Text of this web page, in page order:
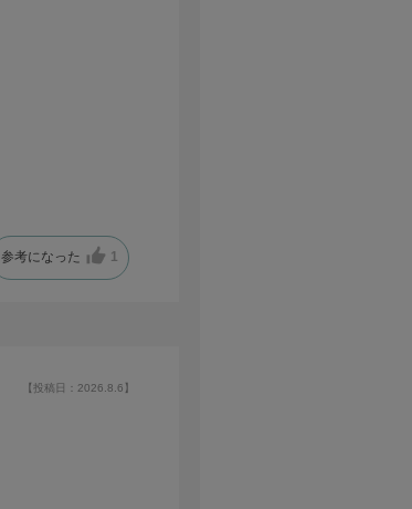
参考になった 1
【投稿日：2026.8.6】